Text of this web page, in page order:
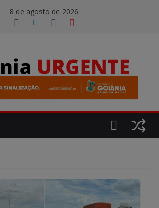
8 de agosto de 2026
modal-check